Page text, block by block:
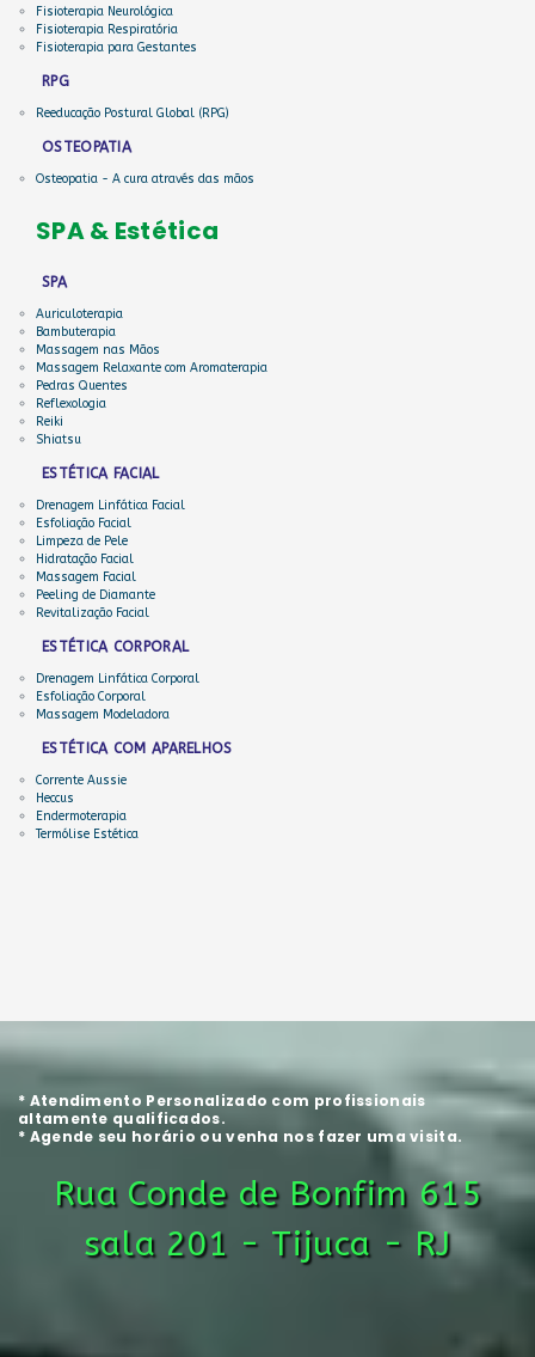
Fisioterapia Neurológica
Fisioterapia Respiratória
Fisioterapia para Gestantes
RPG
Reeducação Postural Global (RPG)
OSTEOPATIA
Osteopatia - A cura através das mãos
SPA & Estética
SPA
Auriculoterapia
Bambuterapia
Massagem nas Mãos
Massagem Relaxante com Aromaterapia
Pedras Quentes
Reflexologia
Reiki
Shiatsu
ESTÉTICA FACIAL
Drenagem Linfática Facial
Esfoliação Facial
Limpeza de Pele
Hidratação Facial
Massagem Facial
Peeling de Diamante
Revitalização Facial
ESTÉTICA CORPORAL
Drenagem Linfática Corporal
Esfoliação Corporal
Massagem Modeladora
ESTÉTICA COM APARELHOS
Corrente Aussie
Heccus
Endermoterapia
Termólise Estética
* Atendimento Personalizado com profissionais
altamente qualificados.
* Agende seu horário ou venha nos fazer uma visita.
Rua Conde de Bonfim 615
sala 201 - Tijuca - RJ